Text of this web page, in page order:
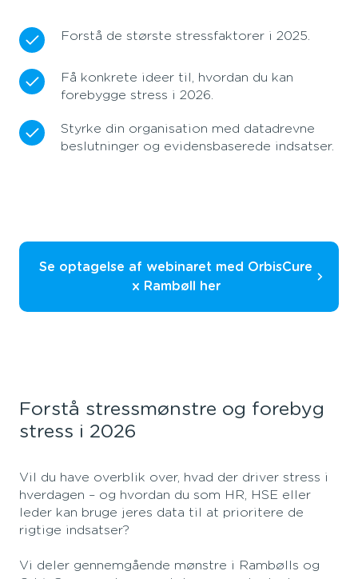
Forstå de største stressfaktorer i 2025.
Få konkrete ideer til, hvordan du kan
forebygge stress i 2026.
Styrke din organisation med datadrevne
beslutninger og evidensbaserede indsatser.
Se optagelse af webinaret med OrbisCure
x Rambøll her
Forstå stressmønstre og forebyg
stress i 2026
Vil du have overblik over, hvad der driver stress i
hverdagen – og hvordan du som HR, HSE eller
leder kan bruge jeres data til at prioritere de
rigtige indsatser?
Vi deler gennemgående mønstre i Rambølls og